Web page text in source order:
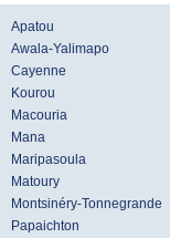
Apatou
Awala-Yalimapo
Cayenne
Kourou
Macouria
Mana
Maripasoula
Matoury
Montsinéry-Tonnegrande
Papaichton